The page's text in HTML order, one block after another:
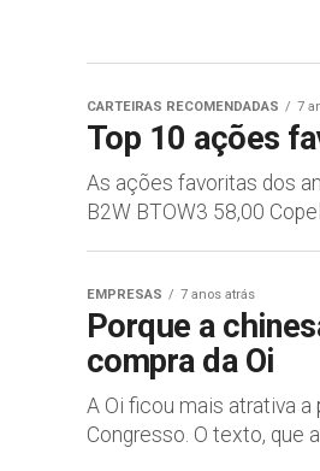
CARTEIRAS RECOMENDADAS 7
Top 10 ações
As ações favoritas dos
B2W BTOW3 58,00
EMPRESAS 7 anos atrás
Porque a
compra da Oi
A Oi ficou mais atrativa
Congresso. O texto, que